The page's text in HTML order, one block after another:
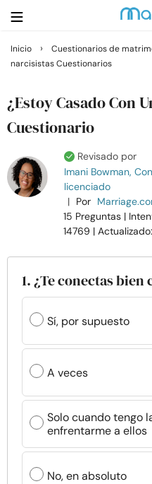
Buscar
Casarse
Relaciones
Cursos
Recursos
Comunidad
Encuentra un terapeuta
Idioma
Inicio › Cuestionarios de
narcisistas Cuestionarios
¿Estoy Casado Con
Cuestionario
Revisado por
Imani Bowman,
licenciado
| Por
15 Preguntas |
14769 |
1. ¿Te conectas
Sí, por supuesto
A veces
Solo cuando tengo
enfrentarme a ellos
No, en absoluto